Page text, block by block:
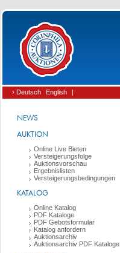
› Deutsch English |
NEWS
AUKTION
Online Live Bieten
Versteigerungsfolge
Auktionsvorschau
Ergebnislisten
Versteigerungsbedingungen
KATALOG
Online Katalog
PDF Kataloge
PDF Gebotsformular
Katalog anfordern
Auktionsarchiv
Auktionsarchiv PDF Kataloge